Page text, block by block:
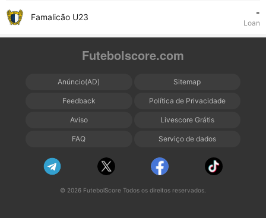
Famalicão U23 -
Loan
Futebolscore.com
Anúncio(AD) Sitemap
Feedback Política de Privacidade
Aviso Livescore Grátis
FAQ Serviço de dados
© 2026 FutebolScore Todos os direitos reservados.